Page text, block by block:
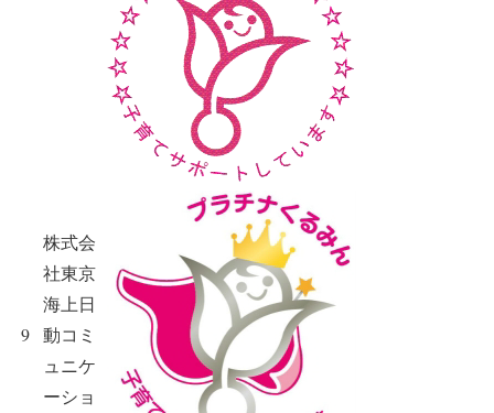
9
株式会
社東京
海上日
動コミ
ュニケ
ーショ